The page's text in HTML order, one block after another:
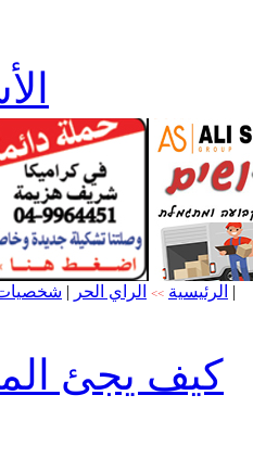
الرئيسية >> الراي الحر | |
كيف يجئ